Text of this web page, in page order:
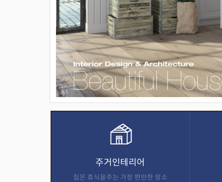
주거인테리어
집은 휴식을주는 가장 편안한 장소